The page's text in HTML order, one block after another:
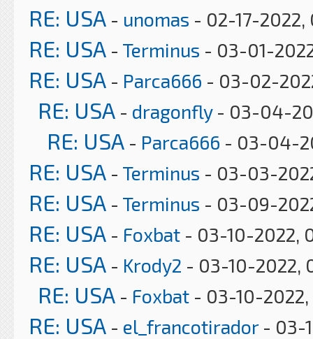
RE: USA - unomas - 02-17-2022,
RE: USA - Terminus - 03-01-
RE: USA - Parca666 - 03-02-
RE: USA - dragonfly- 03-04-
RE: USA - Parca666 - 03-04-
RE: USA - Terminus - 03-03-
RE: USA - Terminus - 03-09-
RE: USA - Foxbat - 03-10-2022,
RE: USA - Krody2 - 03-10-2022,
RE: USA - Foxbat - 03-10-2022,
RE: USA - el_francotirador- 03-